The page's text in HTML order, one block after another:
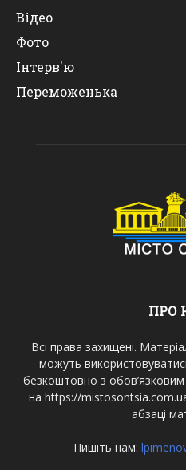
Відео
Фото
Інтерв'ю
Переможенька
ПРО
Всі права захищені.
можуть
безкоштовно з
на https://
абзаці
Пишіть нам: